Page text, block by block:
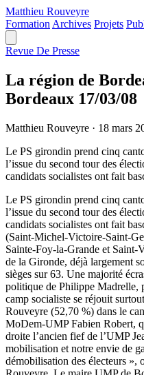
Matthieu Rouveyre
Formation Archives Projets
Revue De Presse
La région de
Bordeaux 17/03/08
Matthieu Rouveyre · 18 mars
Le PS girondin prend cinq
l’issue du second tour des
candidats socialistes ont fait
Le PS girondin prend cinq
l’issue du second tour des
candidats socialistes ont fait
(Saint-Michel-Victoire-Saint-
Sainte-Foy-la-Grande et
de la Gironde, déjà largement
sièges sur 63. Une majorité
politique de Philippe Madrelle,
camp socialiste se réjouit
Rouveyre (52,70 %) dans le
MoDem-UMP Fabien Robert,
droite l’ancien fief de l’UMP
mobilisation et notre envie de
démobilisation des électeurs »,